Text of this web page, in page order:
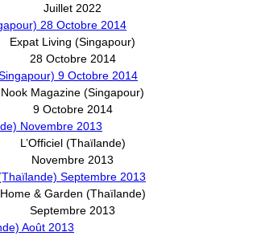
Juillet 2022
Expat Living (Singapour)
28 Octobre 2014
Nook Magazine (Singapour)
9 Octobre 2014
L’Officiel (Thaïlande)
Novembre 2013
Home & Garden (Thaïlande)
Septembre 2013